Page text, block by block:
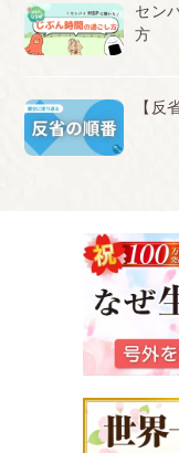
セン
方
【反